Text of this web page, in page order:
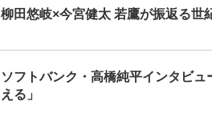
柳田悠岐×今宮健太 若鷹が振返る世
ソフトバンク・高橋純平インタビ
える」